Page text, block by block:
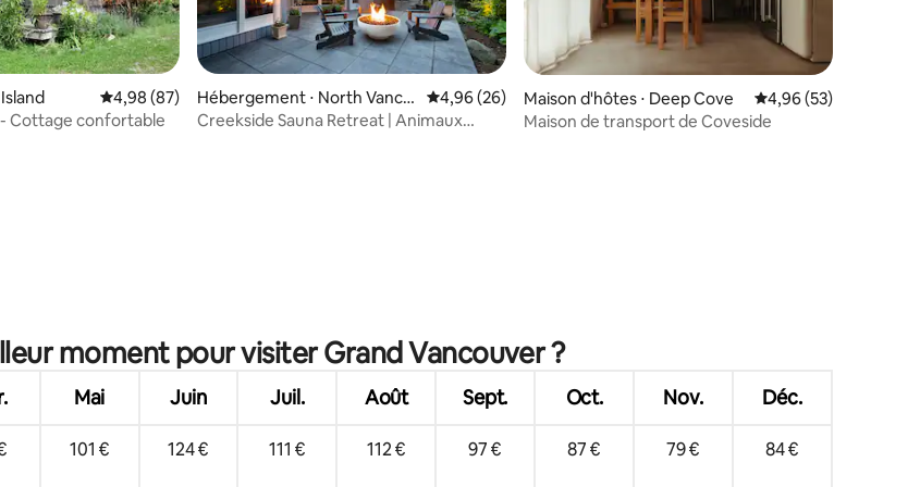
de 30 commentaires : 5 sur 5
Évaluation moyenne sur la base de 87 commentaires : 4,98 sur 5
4,98 (87)
Cottage confortable
Hébergement ⋅ North Vanco
uver
Évaluation moyenne sur la base de 26 commentaires : 4,96 sur 5
4,96 (26)
Creekside Sauna Retreat | Animaux
Maison d'hôtes ⋅ Deep Cove Évaluation moyenne
4,96 (53)
Maison de transport de Coveside
moment pour visiter Grand Vancouver ?
Mai Juin Juil. Août Sept. Oct. Nov. Déc.
101 € 124 € 111 € 112 € 97 € 87 € 79 € 84 €